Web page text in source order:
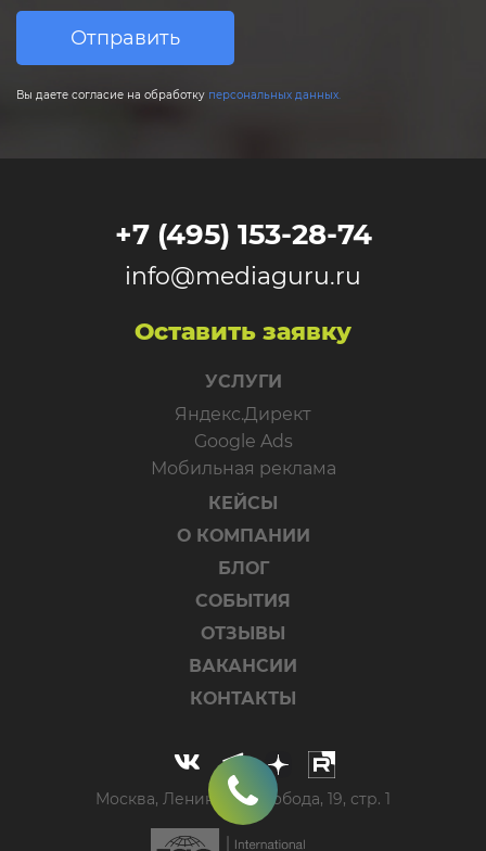
Отправить
Вы даете согласие на обработку персональных данных.
+7 (495) 153-28-74
info@mediaguru.ru
Оставить заявку
УСЛУГИ
Яндекс.Директ
Google Ads
Мобильная реклама
КЕЙСЫ
О КОМПАНИИ
БЛОГ
СОБЫТИЯ
ОТЗЫВЫ
ВАКАНСИИ
КОНТАКТЫ
Москва, Ленинская слобода, 19, стр. 1